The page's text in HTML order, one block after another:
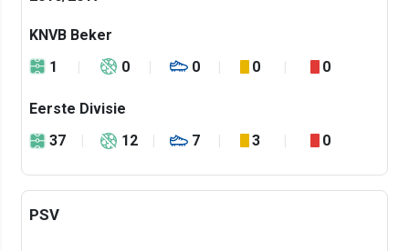
KNVB Beker
1
0 0 0 0
Eerste Divisie
37
12 7 3 0
PSV